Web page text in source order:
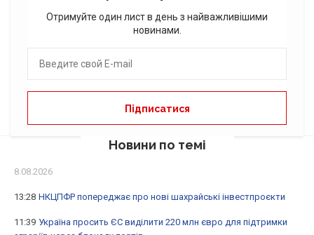
Отримуйте один лист в день з найважливішими
новинами.
Новини по темі
8.08.2026
13:28 НКЦПФР попереджає про нові шахрайські інвестпроєкти
11:39 Україна просить ЄС виділити 220 млн євро для підтримки